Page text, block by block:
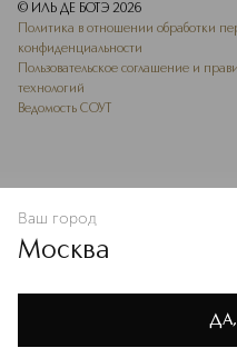
Политике конфиденциальности
В КОРЗИНУ
© ИЛЬ ДЕ БОТЭ 2026
Политика в отношении обработки
конфиденциальности
Пользовательское соглашение и
технологий
Ведомость СОУТ
Ваш город
Москва